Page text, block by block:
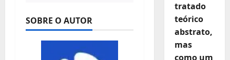
SOBRE O AUTOR
tratado
teórico
abstrato,
mas
como um